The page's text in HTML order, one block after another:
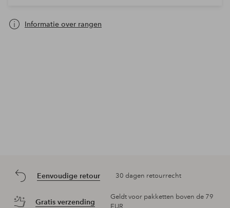
Informatie over rangen
Eenvoudige retour 30 dagen retourrecht
Gratis verzending
Geldt voor pakketten boven de 79